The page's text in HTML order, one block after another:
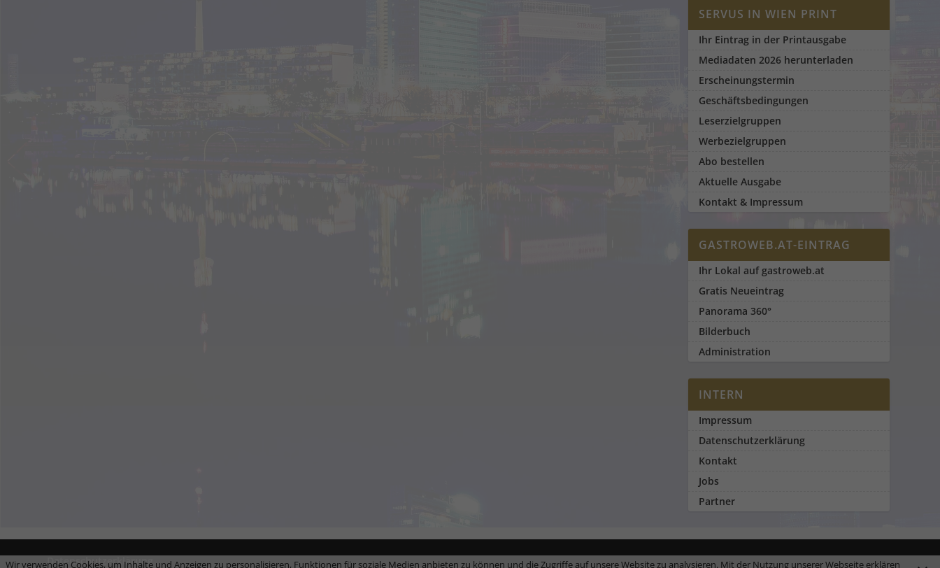
SERVUS IN WIEN PRINT
Ihr Eintrag in der Printausgabe
Mediadaten 2026 herunterladen
Erscheinungstermin
Geschäftsbedingungen
Leserzielgruppen
Werbezielgruppen
Abo bestellen
Aktuelle Ausgabe
Kontakt & Impressum
GASTROWEB.AT-EINTRAG
Ihr Lokal auf gastroweb.at
Gratis Neueintrag
Panorama 360°
Bilderbuch
Administration
INTERN
Impressum
Datenschutzerklärung
Kontakt
Jobs
Partner
Datenschutzerklärung
Wir verwenden Cookies, um Inhalte und Anzeigen zu personalisieren, Funktionen für soziale Medien anbieten zu können und die Zugriffe auf unsere Website zu analysieren. Mit der Nutzung unserer Webseite erklären